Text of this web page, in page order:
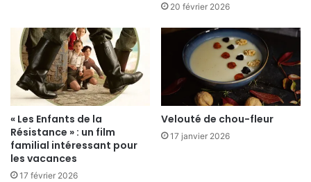
http://t.co/BJe2hM1214
POURQUOI
CERTAINS MÉDIAS TITRENT ”
SPECTACLE GRANDIOSE ” ALORS
QU’UNE GROSSE MAJORITÉ N’A PAS
DU TOUT APPRÉCIÉ ?
— Orléans Actu (@orleansactus)
September 19, 2013
20 février 2026
« Les Enfants de la
Résistance » : un film
familial intéressant pour
les vacances
17 février 2026
Velouté de chou-fleur
17 janvier 2026